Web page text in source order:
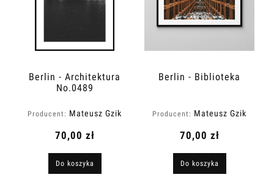
Berlin - Architektura
No.0489
Producent: Mateusz Gzik
70,00 zł
Do koszyka
Berlin - Biblioteka
Producent: Mateusz Gzik
70,00 zł
Do koszyka